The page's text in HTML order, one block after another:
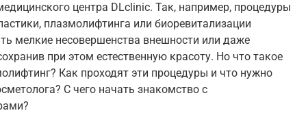
центра DLclinic. Так, например, процедуры
плазмолифтинга или биоревитализации
мелкие несовершенства внешности или даже
при этом естественную красоту. Но что такое
Как проходят эти процедуры и что нужно
С чего начать знакомство с